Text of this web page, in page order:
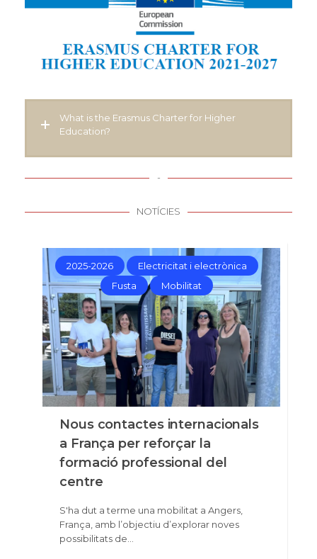
What is the Erasmus Charter for Higher
Education?
-
NOTÍCIES
2025-2026
Electricitat i electrònica
Fusta
Mobilitat
Nous contactes internacionals
a França per reforçar la
formació professional del
centre
S'ha dut a terme una mobilitat a Angers,
França, amb l’objectiu d’explorar noves
possibilitats de…